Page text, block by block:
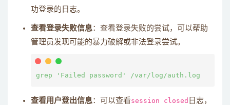
功登录的日志。
查看登录失败信息：查看登录失败的尝试，可以帮助
管理员发现可能的暴力破解或非法登录尝试。
查看用户登出信息：可以查看session closed 日志，